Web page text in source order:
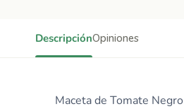
DescripciónOpiniones
Maceta de Tomate